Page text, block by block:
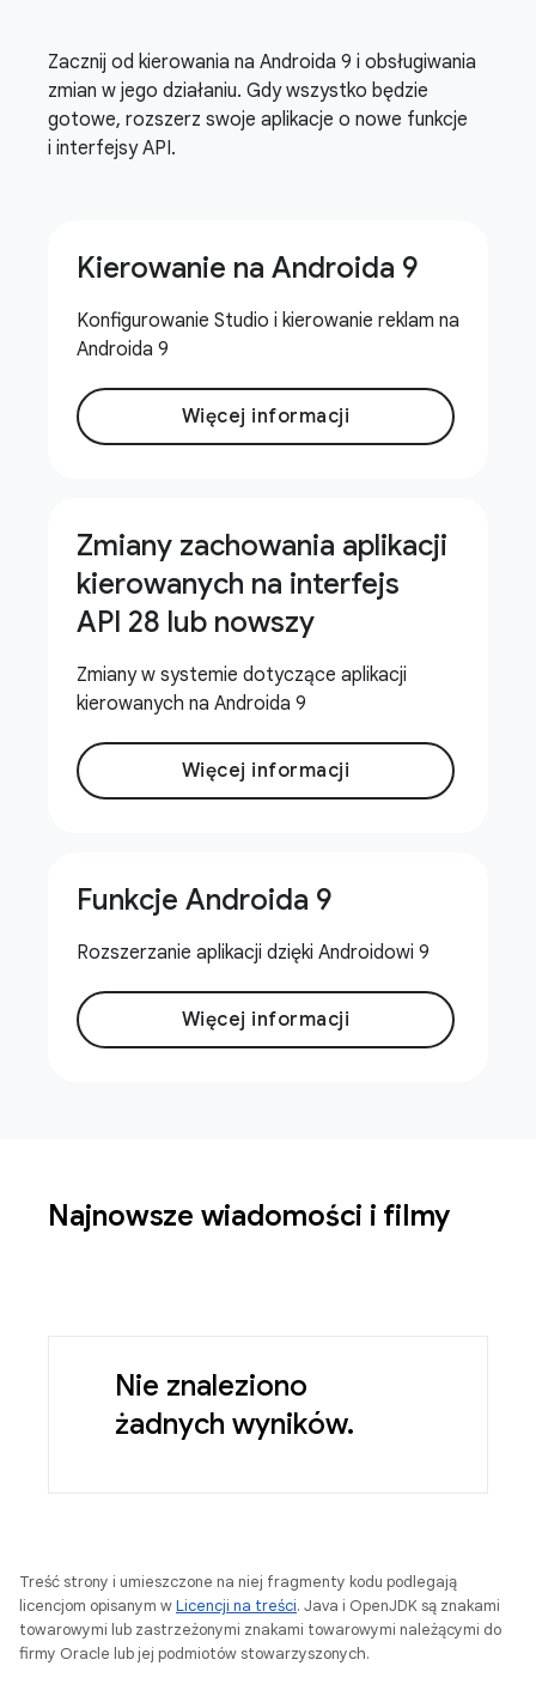
Zacznij od kierowania na Androida 9 i obsługiwania
zmian w jego działaniu. Gdy wszystko będzie
gotowe, rozszerz swoje aplikacje o nowe funkcje
i interfejsy API.
Kierowanie na Androida 9
Konfigurowanie Studio i kierowanie reklam na
Androida 9
Więcej informacji
Zmiany zachowania aplikacji
kierowanych na interfejs
API 28 lub nowszy
Zmiany w systemie dotyczące aplikacji
kierowanych na Androida 9
Więcej informacji
Funkcje Androida 9
Rozszerzanie aplikacji dzięki Androidowi 9
Więcej informacji
Najnowsze wiadomości i filmy
Nie znaleziono
żadnych wyników.
Treść strony i umieszczone na niej fragmenty kodu podlegają
licencjom opisanym wLicencji na treści. Java i OpenJDK są znakami
towarowymi lub zastrzeżonymi znakami towarowymi należącymi do
firmy Oracle lub jej podmiotów stowarzyszonych.